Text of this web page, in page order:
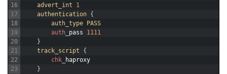
16
17
18
19
20
21
22
23
advert_int
1
authentication {
auth_type
PASS
auth pass
1111
}
track_script
{
chk
haproxy
}